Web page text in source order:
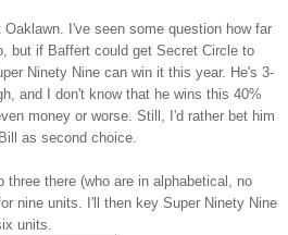
Oaklawn. I've seen some question how far
but if Baffert could get Secret Circle to
Ninety Nine can win it this year. He's 3-
and I don't know that he wins this 40%
money or worse. Still, I'd rather bet him
as second choice.
three there (who are in alphabetical, no
nine units. I'll then key Super Ninety Nine
units.